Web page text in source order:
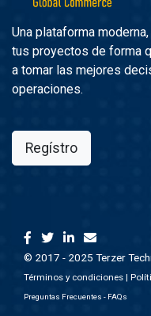
Una plataforma
tus proyectos de forma
a tomar las mejores
operaciones.
Regístro
© 2017 - 2025 Terzer
Términos y condiciones |
Preguntas Frecuentes - FAQs